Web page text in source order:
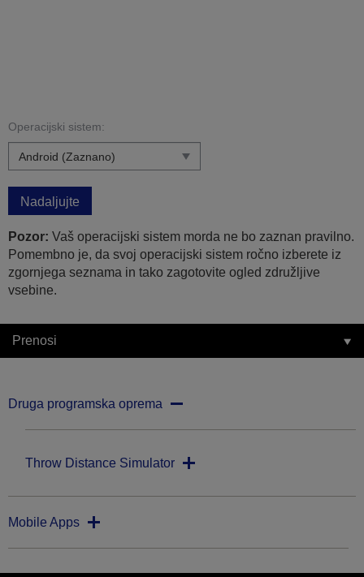
Operacijski sistem:
Nadaljujte
Pozor: Vaš operacijski sistem morda ne bo zaznan pravilno.
Pomembno je, da svoj operacijski sistem ročno izberete iz
zgornjega seznama in tako zagotovite ogled združljive
vsebine.
Prenosi
Druga programska oprema
Throw Distance Simulator
Mobile Apps